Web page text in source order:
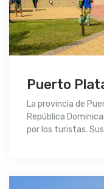
Puerto
La provincia de
República
por los turistas.